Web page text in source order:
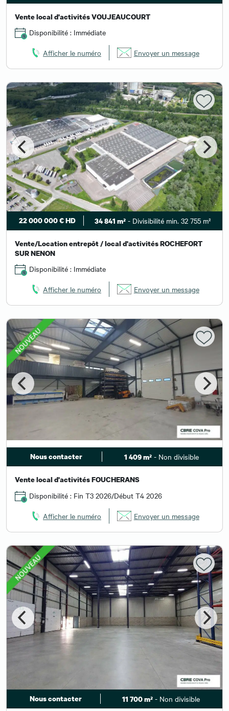
Vente local d'activités VOUJEAUCOURT
Disponibilité : Immédiate
Afficher le numéro Envoyer un message
22 000 000 € HD 34 841 m²- Divisibilité min. 32 755 m²
Vente/Location entrepôt / local d'activités ROCHEFORT
SUR NENON
Disponibilité : Immédiate
Afficher le numéro Envoyer un message
Nous contacter 1 409 m² - Non divisible
Vente local d'activités FOUCHERANS
Disponibilité : Fin T3 2026/Début T4 2026
Afficher le numéro Envoyer un message
Nous contacter 11 700 m²- Non divisible